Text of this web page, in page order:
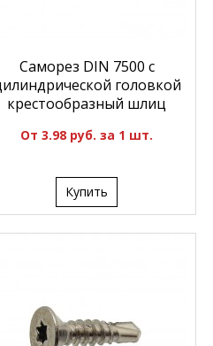
Саморез DIN 7500 с
головкой
крестообразный шлиц
От 3.98 руб. за 1 шт.
Купить